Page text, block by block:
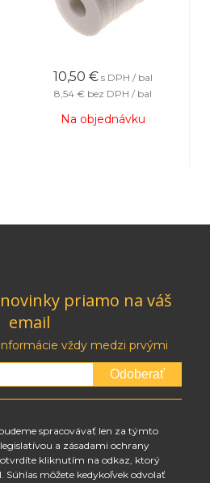
10,50 € s DPH / bal
8,54 € bez DPH / bal
Na objednávku
priamo na váš
email
vždy medzi prvými
Odoberať
spracovávať len za týmto
a zásadami ochrany
kliknutím na odkaz, ktorý
Súhlas môžete kedykoľvek odvolať